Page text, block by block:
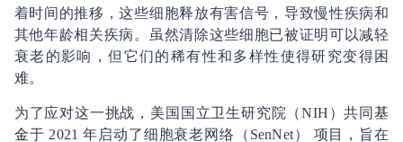
着时间的推移，这些细胞释放有害信号，导致慢性疾病和
其他年龄相关疾病。虽然清除这些细胞已被证明可以减轻
衰老的影响，但它们的稀有性和多样性使得研究变得困
难。
为了应对这一挑战，美国国立卫生研究院（NIH）共同基
金于 2021 年启动了细胞衰老网络（SenNet） 项目，旨在